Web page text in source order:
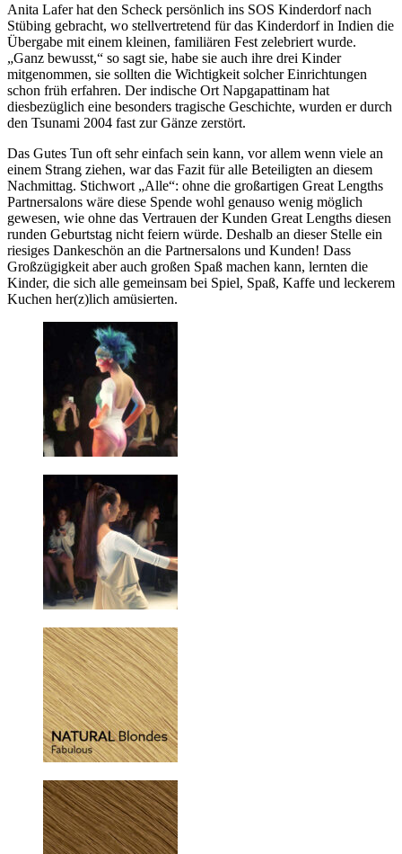
Anita Lafer hat den Scheck persönlich ins SOS Kinderdorf nach
Stübing gebracht, wo stellvertretend für das Kinderdorf in Indien die
Übergabe mit einem kleinen, familiären Fest zelebriert wurde.
„Ganz bewusst,“ so sagt sie, habe sie auch ihre drei Kinder
mitgenommen, sie sollten die Wichtigkeit solcher Einrichtungen
schon früh erfahren. Der indische Ort Napgapattinam hat
diesbezüglich eine besonders tragische Geschichte, wurden er durch
den Tsunami 2004 fast zur Gänze zerstört.
Das Gutes Tun oft sehr einfach sein kann, vor allem wenn viele an
einem Strang ziehen, war das Fazit für alle Beteiligten an diesem
Nachmittag. Stichwort „Alle“: ohne die großartigen Great Lengths
Partnersalons wäre diese Spende wohl genauso wenig möglich
gewesen, wie ohne das Vertrauen der Kunden Great Lengths diesen
runden Geburtstag nicht feiern würde. Deshalb an dieser Stelle ein
riesiges Dankeschön an die Partnersalons und Kunden! Dass
Großzügigkeit aber auch großen Spaß machen kann, lernten die
Kinder, die sich alle gemeinsam bei Spiel, Spaß, Kaffe und leckerem
Kuchen her(z)lich amüsierten.